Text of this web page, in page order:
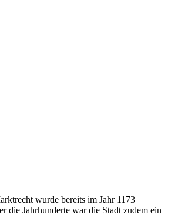
wurde bereits im Jahr 1173
die Jahrhunderte war die Stadt zudem ein